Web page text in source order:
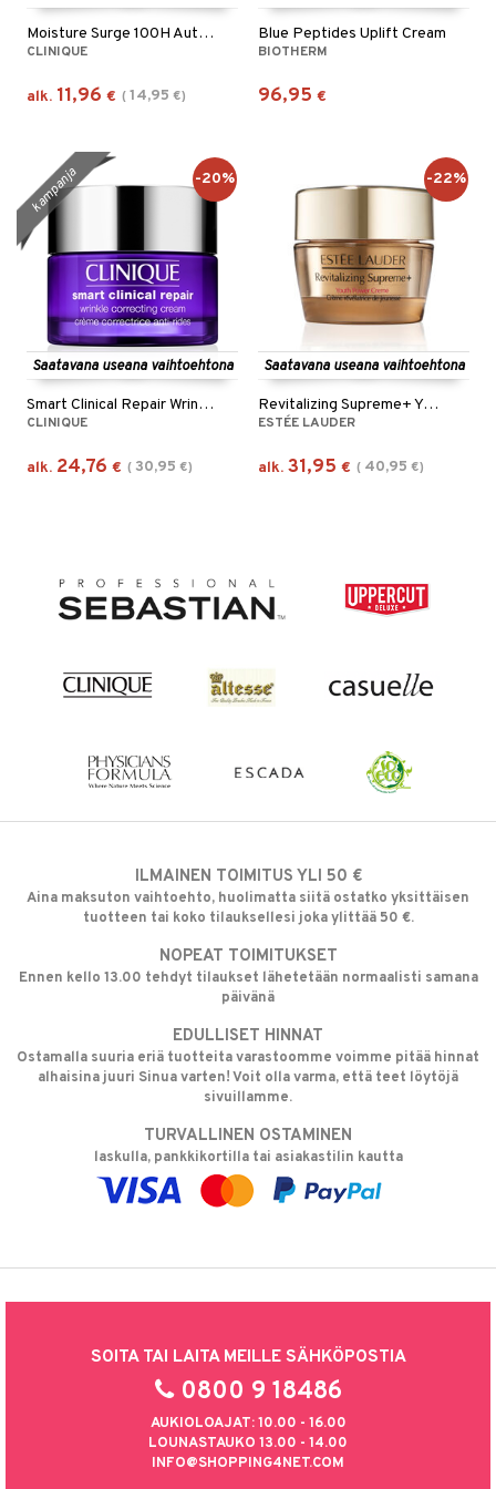
Moisture Surge 100H Auto Replenishing Hydrator
CLINIQUE
alk. 11,96 € (14,95 €)
Blue Peptides Uplift Cream
BIOTHERM
96,95 €
Saatavana useana vaihtoehtona
Smart Clinical Repair Wrinkle Cream
CLINIQUE
alk. 24,76 € ( 30,95 €)
kampanja -20%
Saatavana useana vaihtoehtona
Revitalizing Supreme+ Youth Power Cream
ESTÉE LAUDER
alk. 31,95 € ( 40,95 €)
-22%
ILMAINEN TOIMITUS YLI 50 €
Aina maksuton vaihtoehto, huolimatta siitä ostatko yksittäisen
tuotteen tai koko tilauksellesi joka ylittää 50 €.
NOPEAT TOIMITUKSET
Ennen kello 13.00 tehdyt tilaukset lähetetään normaalisti samana
päivänä
EDULLISET HINNAT
Ostamalla suuria eriä tuotteita varastoomme voimme pitää hinnat
alhaisina juuri Sinua varten! Voit olla varma, että teet löytöjä
sivuillamme.
TURVALLINEN OSTAMINEN
laskulla, pankkikortilla tai asiakastilin kautta
SOITA TAI LAITA MEILLE SÄHKÖPOSTIA
0800 9 18486
AUKIOLOAJAT: 10.00 - 16.00
LOUNASTAUKO 13.00 - 14.00
INFO@SHOPPING4NET.COM